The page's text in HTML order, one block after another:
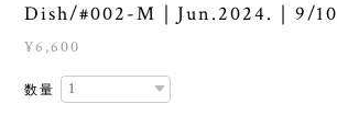
Dish/#002-M｜Jun.2024.｜9/10
¥6,600
数量